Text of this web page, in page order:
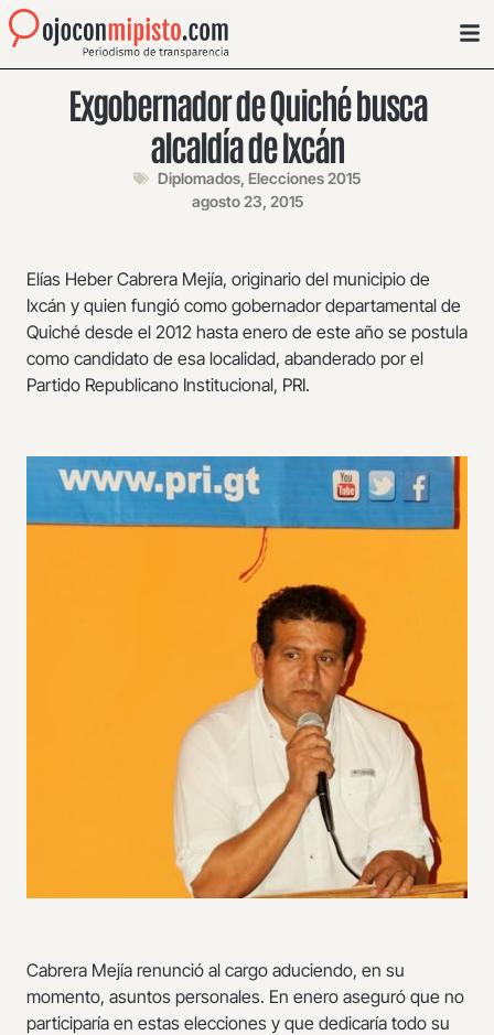
Exgobernador de Quiché busca
alcaldía de Ixcán
Diplomados, Elecciones 2015
agosto 23, 2015
Elías Heber Cabrera Mejía, originario del municipio de
Ixcán y quien fungió como gobernador departamental de
Quiché desde el 2012 hasta enero de este año se postula
como candidato de esa localidad, abanderado por el
Partido Republicano Institucional, PRI.
Cabrera Mejía renunció al cargo aduciendo, en su
momento, asuntos personales. En enero aseguró que no
participaría en estas elecciones y que dedicaría todo su